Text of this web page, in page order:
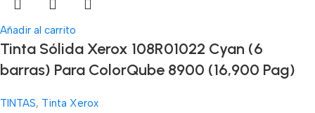
Añadir al carrito
Tinta Sólida Xerox 108R01022 Cyan (6
barras) Para ColorQube 8900 (16,900 Pag)
TINTAS, Tinta Xerox